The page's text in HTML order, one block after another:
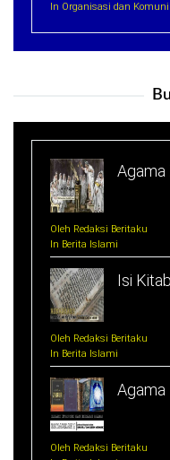
In Organisasi dan
Agama
Oleh Redaksi Beritaku
In Berita Islami
Isi
Oleh Redaksi Beritaku
In Berita Islami
Agama
Oleh Redaksi Beritaku